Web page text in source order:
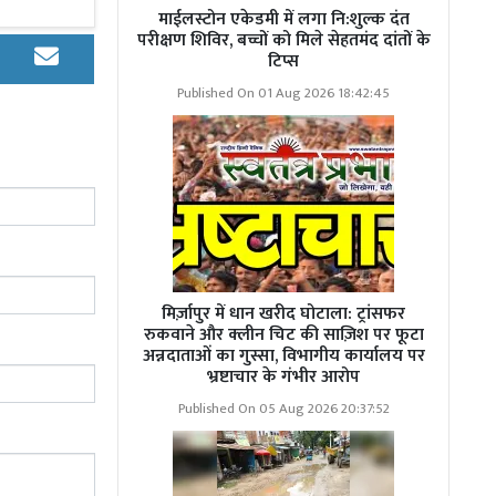
धनंजय पाल
जिसके
कुमार,
स्क्वायड,
हुए आवश्यक
पटखौली
सुरौली
माईलस्टोन एकेडमी में लगा नि:शुल्क दंत
परीक्षण शिविर, बच्चों को मिले सेहतमंद दांतों के
टिप्स
Published On 01 Aug 2026 18:42:45
मिर्ज़ापुर में धान खरीद घोटाला: ट्रांसफर
रुकवाने और क्लीन चिट की साज़िश पर फूटा
अन्नदाताओं का गुस्सा, विभागीय कार्यालय पर
भ्रष्टाचार के गंभीर आरोप
Published On 05 Aug 2026 20:37:52